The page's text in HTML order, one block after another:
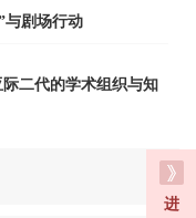
进
与剧场行动
二代的学术组织与知